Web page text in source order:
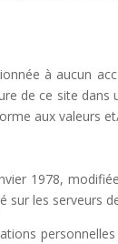
à aucun
de ce site
aux valeurs
1978,
sur les serveurs